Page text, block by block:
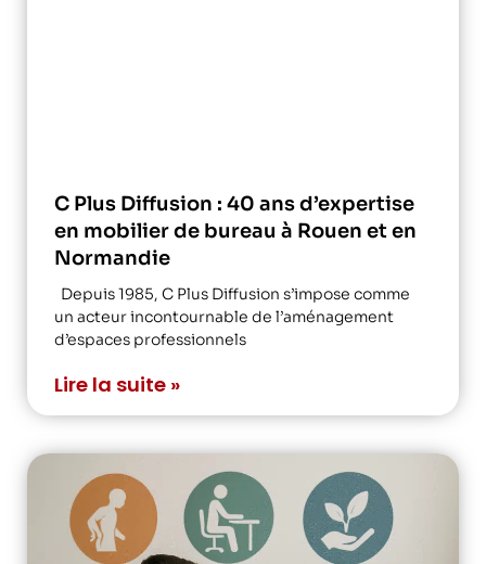
C Plus Diffusion : 40 ans d’expertise
en mobilier de bureau à Rouen et en
Normandie
Depuis 1985, C Plus Diffusion s’impose comme
un acteur incontournable de l’aménagement
d’espaces professionnels
Lire la suite »